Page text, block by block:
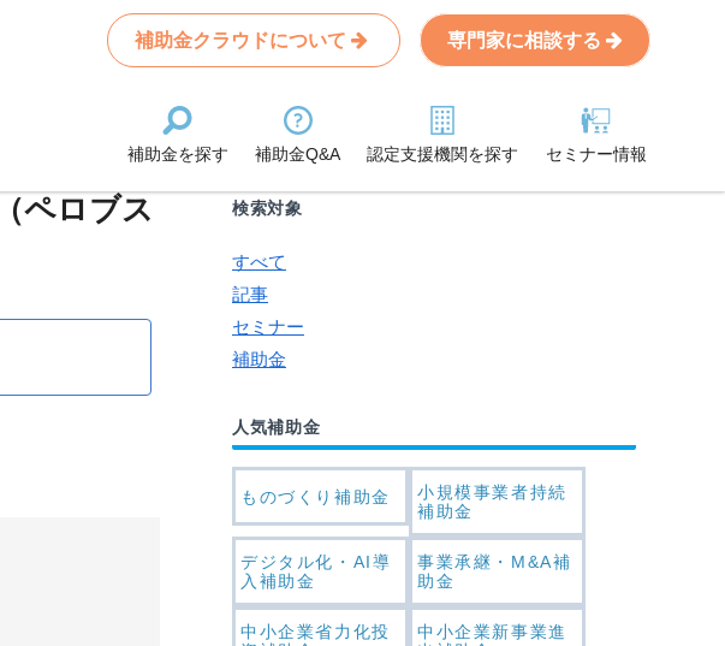
補助金クラウドについて 専門家に相談する
補助金を探す 補助金Q&A 認定支援機関を探す セミナー情報
ム構築のうち次世代型太陽電池（ペロブスカイト）のモデル的取組支援
うち地域
ペロブス
Search
条件から記事を探す
検索対象
すべて
記事
セミナー
補助金
人気補助金
ものづくり補助金
小規模事業者持続
補助金
デジタル化・AI導
入補助金
事業承継・M&A補
助金
中小企業省力化投
中小企業新事業進